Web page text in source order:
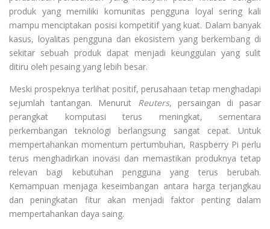
produk yang memiliki komunitas pengguna loyal sering kali
mampu menciptakan posisi kompetitif yang kuat. Dalam banyak
kasus, loyalitas pengguna dan ekosistem yang berkembang di
sekitar sebuah produk dapat menjadi keunggulan yang sulit
ditiru oleh pesaing yang lebih besar.
Meski prospeknya terlihat positif, perusahaan tetap menghadapi
sejumlah tantangan. Menurut Reuters, persaingan di pasar
perangkat komputasi terus meningkat, sementara
perkembangan teknologi berlangsung sangat cepat. Untuk
mempertahankan momentum pertumbuhan, Raspberry Pi perlu
terus menghadirkan inovasi dan memastikan produknya tetap
relevan bagi kebutuhan pengguna yang terus berubah.
Kemampuan menjaga keseimbangan antara harga terjangkau
dan peningkatan fitur akan menjadi faktor penting dalam
mempertahankan daya saing.